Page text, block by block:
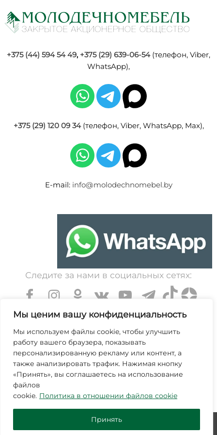
Мы ценим вашу конфиденциальность
Мы используем файлы cookie, чтобы улучшить
работу вашего браузера, показывать
персонализированную рекламу или контент, а
также анализировать трафик. Нажимая кнопку
«Принять», вы соглашаетесь на использование
файлов
cookie. Политика в отношении файлов cookie
Принять
+375 (44) 594 54 49, +375 (29) 639-06-54(телефон, Viber,
WhatsApp),
+375 (29) 120 09 34(телефон, Viber, WhatsApp, Max),
E-mail: info@molodechnomebel.by
Следите за нами в социальных сетях:
УНП 600203065. Свидетельство о государственной
регистрации № 364 от 7 декабря 1999 выдано
Минским областным исполнительным комитетом.
Зарегистрирован в торговом реестре Республики
Беларусь №463845 от 25 октября 2019г.
© ЗАО "Молодечномебель" 2026
Дизайн и продвижение -SmartVostok